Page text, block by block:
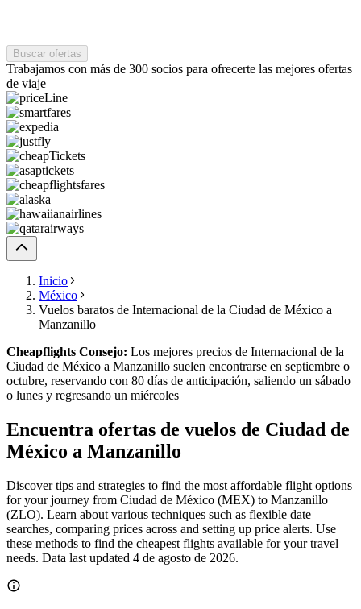
Buscar ofertas
Trabajamos con más de 300 socios para ofrecerte las mejores ofertas
de viaje
Inicio
México
Vuelos baratos de Internacional de la Ciudad de México a
Manzanillo
Cheapflights Consejo: Los mejores precios de Internacional de la
Ciudad de México a Manzanillo suelen encontrarse en septiembre o
octubre, reservando con 80 días de anticipación, saliendo un sábado
o lunes y regresando un miércoles
Encuentra ofertas de vuelos de Ciudad de
México a Manzanillo
Discover tips and strategies to find the most affordable flight options
for your journey from Ciudad de México (MEX) to Manzanillo
(ZLO). Learn about various techniques such as flexible date
searches, comparing prices across and setting up price alerts. Use
these methods to find the cheapest flights available for your travel
needs. Data last updated 4 de agosto de 2026.